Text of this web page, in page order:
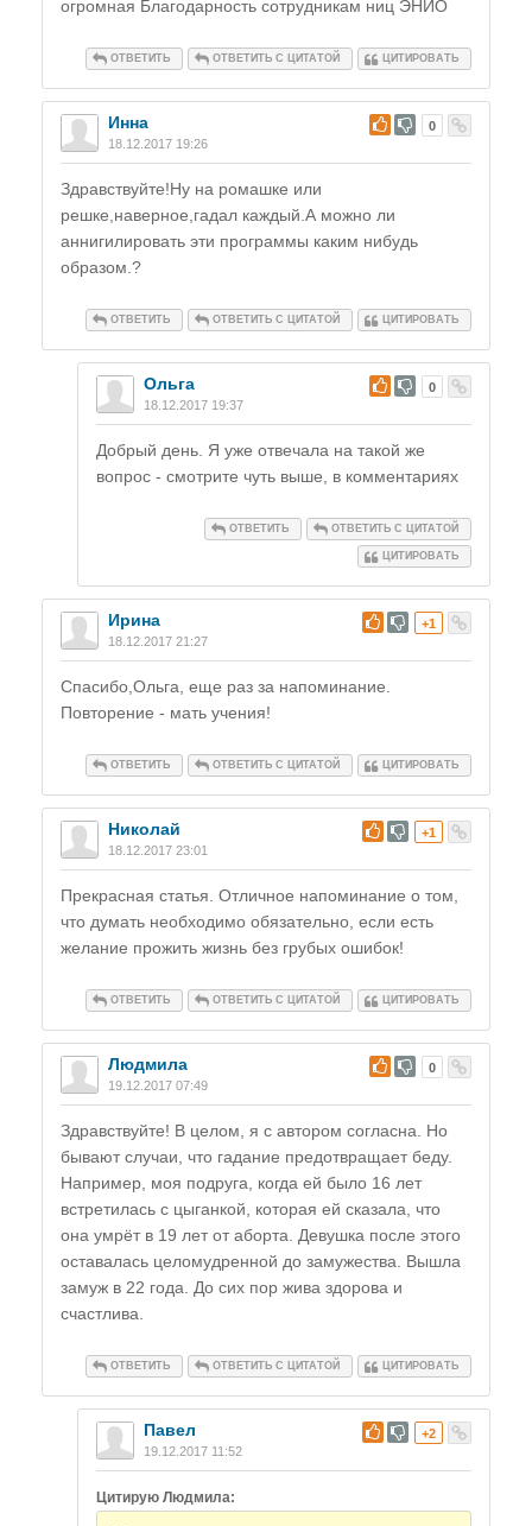
огромная Благодарность сотрудникам ниц ЭНИО
ОТВЕТИТЬ ОТВЕТИТЬ С ЦИТАТОЙ ЦИТИРОВАТЬ
# 0
Инна
18.12.2017 19:26
Здравствуйте!Ну на ромашке или
решке,наверное,гадал каждый.А можно ли
аннигилировать эти программы каким нибудь
образом.?
ОТВЕТИТЬ ОТВЕТИТЬ С ЦИТАТОЙ ЦИТИРОВАТЬ
# 0
Ольга
18.12.2017 19:37
Добрый день. Я уже отвечала на такой же
вопрос - смотрите чуть выше, в комментариях
ОТВЕТИТЬ ОТВЕТИТЬ С ЦИТАТОЙ
ЦИТИРОВАТЬ
# +1
Ирина
18.12.2017 21:27
Спасибо,Ольга, еще раз за напоминание.
Повторение - мать учения!
ОТВЕТИТЬ ОТВЕТИТЬ С ЦИТАТОЙ ЦИТИРОВАТЬ
# +1
Николай
18.12.2017 23:01
Прекрасная статья. Отличное напоминание о том,
что думать необходимо обязательно, если есть
желание прожить жизнь без грубых ошибок!
ОТВЕТИТЬ ОТВЕТИТЬ С ЦИТАТОЙ ЦИТИРОВАТЬ
# 0
Людмила
19.12.2017 07:49
Здравствуйте! В целом, я с автором согласна. Но
бывают случаи, что гадание предотвращает беду.
Например, моя подруга, когда ей было 16 лет
встретилась с цыганкой, которая ей сказала, что
она умрёт в 19 лет от аборта. Девушка после этого
оставалась целомудренной до замужества. Вышла
замуж в 22 года. До сих пор жива здорова и
счастлива.
ОТВЕТИТЬ ОТВЕТИТЬ С ЦИТАТОЙ ЦИТИРОВАТЬ
# +2
Павел
19.12.2017 11:52
Цитирую Людмила: